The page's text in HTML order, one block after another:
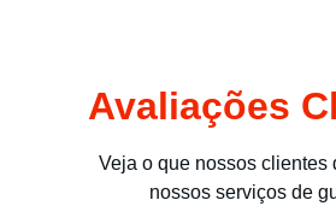
Avaliações
Veja o que nossos clientes
nossos serviços de